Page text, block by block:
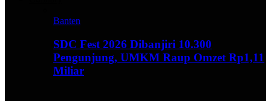
Banten
SDC Fest 2026 Dibanjiri 10.300
Pengunjung, UMKM Raup Omzet Rp1,11
Miliar